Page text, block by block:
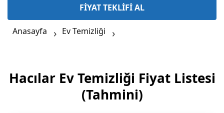
FİYAT TEKLİFİ AL
Anasayfa Ev Temizliği
Hacılar Ev Temizliği Fiyat Listesi
(Tahmini)